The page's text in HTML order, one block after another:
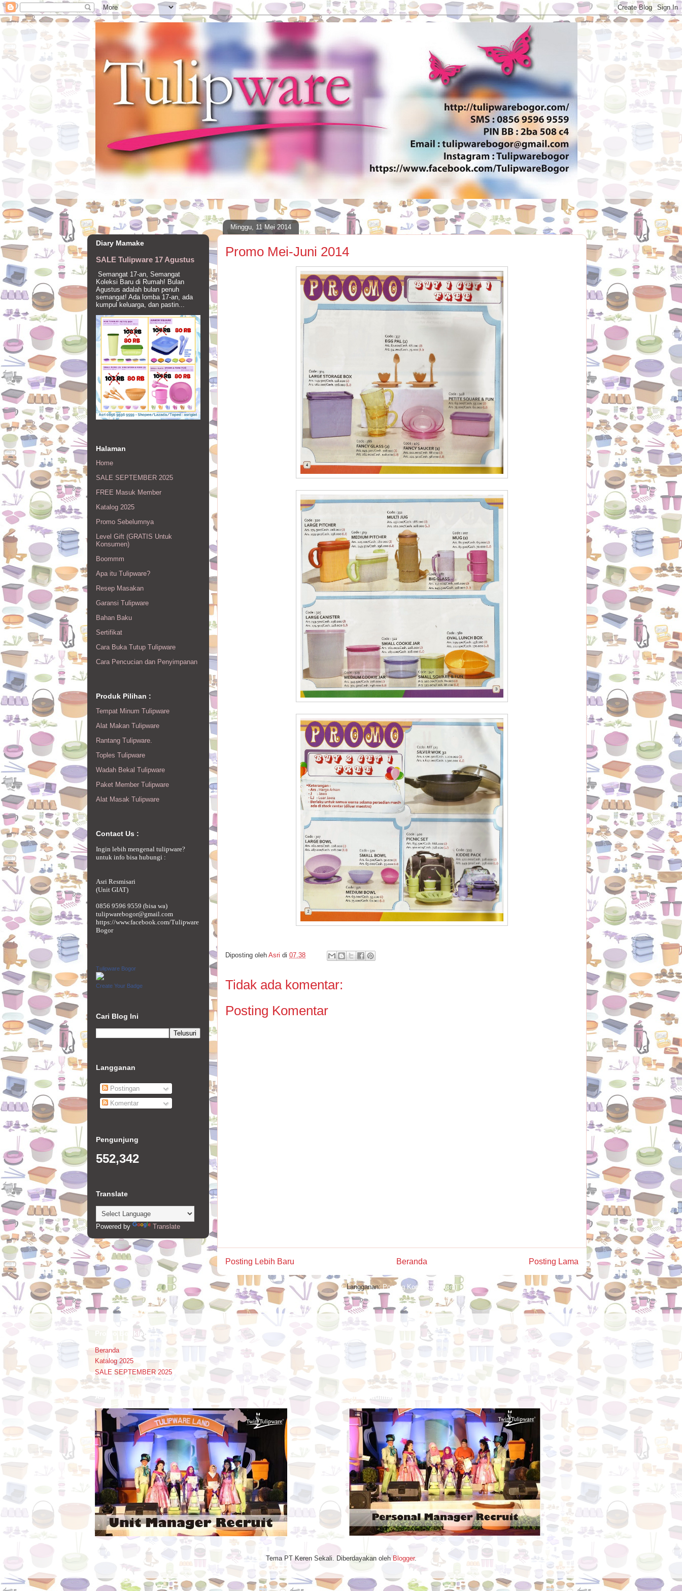
Minggu, 11 Mei 2014
Promo Mei-Juni 2014
Diposting oleh Asri di 07.38
Tidak ada komentar:
Posting Komentar
Posting Lebih Baru Posting Lama
Beranda
Langganan:Posting Komentar (Atom)
Diary Mamake
SALE Tulipware 17 Agustus
Semangat 17-an, Semangat
Koleksi Baru di Rumah! Bulan
Agustus adalah bulan penuh
semangat! Ada lomba 17-an, ada
kumpul keluarga, dan pastin...
Halaman
Home
SALE SEPTEMBER 2025
FREE Masuk Member
Katalog 2025
Promo Sebelumnya
Level Gift (GRATIS Untuk
Konsumen)
Boommm
Apa itu Tulipware?
Resep Masakan
Garansi Tulipware
Bahan Baku
Sertifikat
Cara Buka Tutup Tulipware
Cara Pencucian dan Penyimpanan
Produk Pilihan :
Tempat Minum Tulipware
Alat Makan Tulipware
Rantang Tulipware.
Toples Tulipware
Wadah Bekal Tulipware
Paket Member Tulipware
Alat Masak Tulipware
Contact Us :
Ingin lebih mengenal tulipware?
untuk info bisa hubungi :
Asri Resmisari
(Unit GIAT)
0856 9596 9559 (bisa wa)
tulipwarebogor@gmail.com
https://www.facebook.com/Tulipware
Bogor
Tulipware Bogor
Create Your Badge
Cari Blog Ini
Langganan
Postingan
Komentar
Pengunjung
552,342
Translate
Powered by Translate
Promo Booklet
Beranda
Katalog 2025
SALE SEPTEMBER 2025
Alhamdulillah Alhamdulillah
Tema PT Keren Sekali. Diberdayakan olehBlogger.